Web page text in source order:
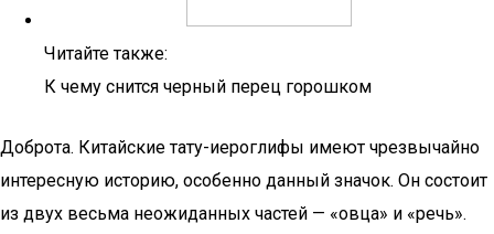
Читайте также:
К чему снится черный перец горошком
Доброта. Китайские тату-иероглифы имеют чрезвычайно
интересную историю, особенно данный значок. Он состоит
из двух весьма неожиданных частей — «овца» и «речь».